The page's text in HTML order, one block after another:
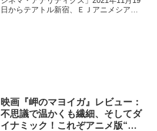
日からテアトル新宿、ＥＪアニメシアタ
映画『岬のマヨイガ』レビュー：
不思議で温かくも繊細、そしてダ
イナミック！これぞアニメ版“妖